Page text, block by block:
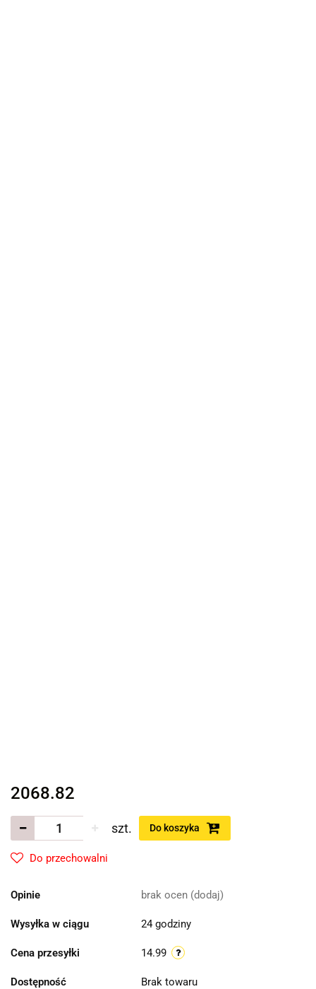
2068.82
szt. Do koszyka
Do przechowalni
Opinie brak ocen (dodaj)
Wysyłka w ciągu 24 godziny
Cena przesyłki 14.99
Dostępność Brak towaru